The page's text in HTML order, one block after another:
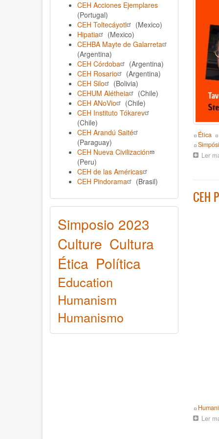
CEH Acciones Ejemplares
(Portugal)
CEH Toltecáyotl
(Mexico)
Hipatia
(Mexico)
CEHBA Mayte de Galarreta
(Argentina)
CEH Córdoba
(Argentina)
CEH Rosario
(Argentina)
CEH Silo
(Bolivia)
CEHUM Alétheia
(Chile)
CEH ANoVio
(Chile)
CEH Instituto Tókarev
(Chile)
CEH Arandú Saité
(Paraguay)
CEH Nueva Civilización
(Peru)
CEH de las Américas
CEH Pindorama
(Brasil)
Simposio 2023
Culture Cultura
Ética Política
Education
Humanism
Humanismo
Topics
Ética
Event
Ler
CEH
Topics
Ler